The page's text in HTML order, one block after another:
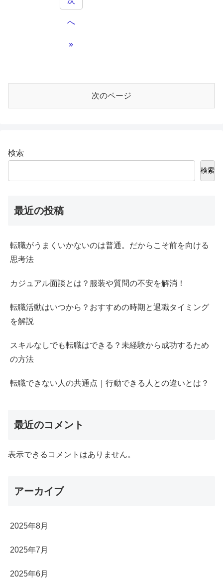
へ
»
次のページ
検索
検索
最近の投稿
転職がうまくいかないのは普通。だからこそ前を向ける
思考法
カジュアル面談とは？服装や質問の不安を解消！
転職活動はいつから？おすすめの時期と退職タイミング
を解説
スキルなしでも転職はできる？未経験から成功するため
の方法
転職できない人の共通点｜行動できる人との違いとは？
最近のコメント
表示できるコメントはありません。
アーカイブ
2025年8月
2025年7月
2025年6月